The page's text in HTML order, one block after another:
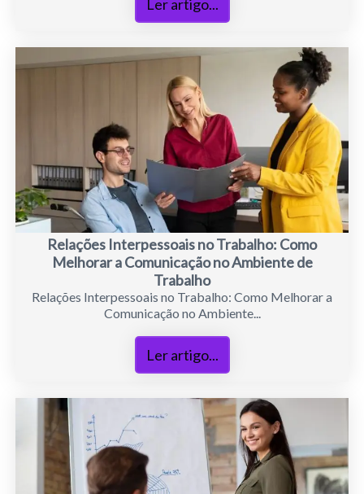
Ler artigo...
Relações Interpessoais no Trabalho: Como
Melhorar a Comunicação no Ambiente de
Trabalho
Relações Interpessoais no Trabalho: Como Melhorar a
Comunicação no Ambiente...
Ler artigo...